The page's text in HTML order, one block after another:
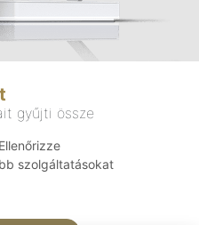
gyűjti össze
szolgáltatásokat